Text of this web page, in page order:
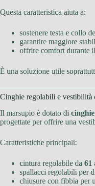
Questa caratteristica aiuta a:
sostenere testa e collo
garantire maggiore
offrire comfort durante
È una soluzione utile
Cinghie regolabili e vestibilità
Il marsupio è dotato di
progettate per offrire una
Caratteristiche principali:
cintura regolabile da 61
spallacci regolabili per
chiusure con fibbia per